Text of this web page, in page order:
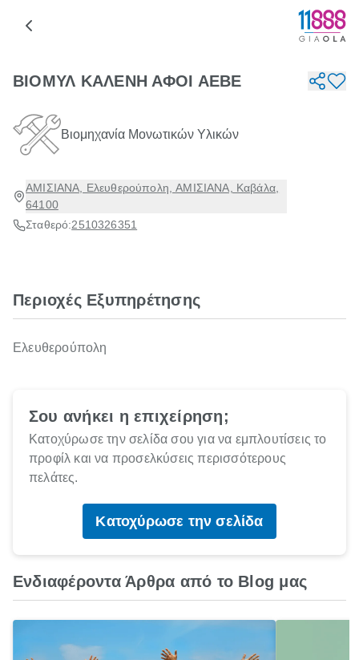
ΒΙΟΜΥΛ ΚΑΛΕΝΗ ΑΦΟΙ ΑΕΒΕ
Βιομηχανία Μονωτικών Υλικών
ΑΜΙΣΙΑΝΑ, Ελευθερούπολη, ΑΜΙΣΙΑΝΑ, Καβάλα,
64100
Σταθερό:2510326351
Περιοχές Εξυπηρέτησης
Ελευθερούπολη
Σου ανήκει η επιχείρηση;
Κατοχύρωσε την σελίδα σου για να εμπλουτίσεις το
προφίλ και να προσελκύσεις περισσότερους
πελάτες.
Κατοχύρωσε την σελίδα
Ενδιαφέροντα Άρθρα από το Blog μας